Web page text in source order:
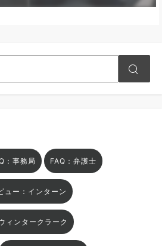
：事務局 FAQ：弁護士
ュー：インターン
ィンタークラーク